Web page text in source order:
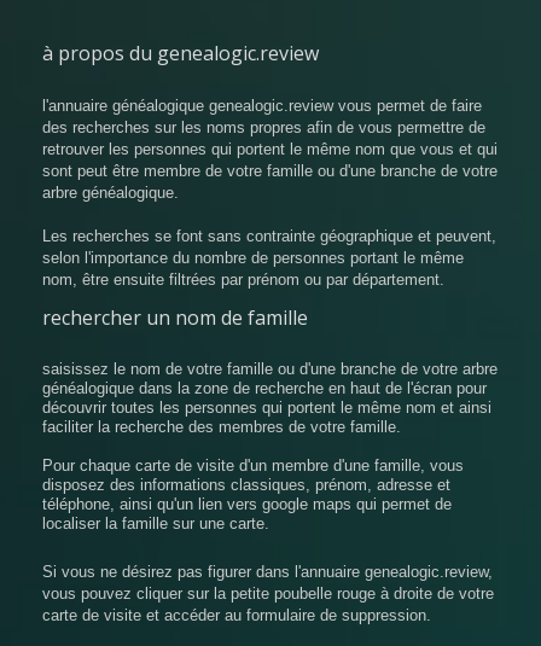
à propos du genealogic.review
l'annuaire généalogique genealogic.review vous permet de faire
des recherches sur les noms propres afin de vous permettre de
retrouver les personnes qui portent le même nom que vous et qui
sont peut être membre de votre famille ou d'une branche de votre
arbre généalogique.
Les recherches se font sans contrainte géographique et peuvent,
selon l'importance du nombre de personnes portant le même
nom, être ensuite filtrées par prénom ou par département.
rechercher un nom de famille
saisissez le nom de votre famille ou d'une branche de votre arbre
généalogique dans la zone de recherche en haut de l'écran pour
découvrir toutes les personnes qui portent le même nom et ainsi
faciliter la recherche des membres de votre famille.
Pour chaque carte de visite d'un membre d'une famille, vous
disposez des informations classiques, prénom, adresse et
téléphone, ainsi qu'un lien vers google maps qui permet de
localiser la famille sur une carte.
Si vous ne désirez pas figurer dans l'annuaire genealogic.review,
vous pouvez cliquer sur la petite poubelle rouge à droite de votre
carte de visite et accéder au formulaire de suppression.